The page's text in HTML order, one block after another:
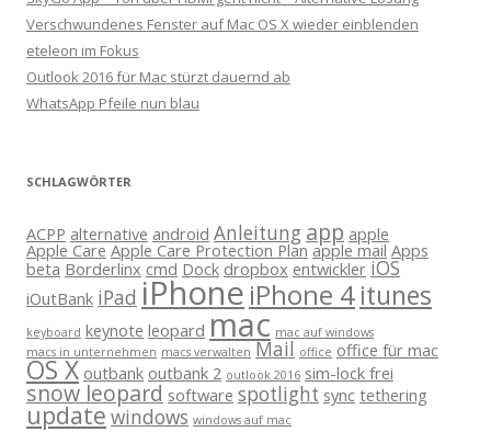
Verschwundenes Fenster auf Mac OS X wieder einblenden
eteleon im Fokus
Outlook 2016 für Mac stürzt dauernd ab
WhatsApp Pfeile nun blau
SCHLAGWÖRTER
ACPP alternative android Anleitung app apple
Apple Care Apple Care Protection Plan apple mail Apps
beta Borderlinx cmd Dock dropbox entwickler iOS
iOutBank iPad iPhone iPhone 4itunes
keyboard keynote leopard mac mac auf windows
macs in unternehmen macs verwalten Mail office office für mac
OS X outbank outbank 2 outlook 2016 sim-lock frei
snow leopard software spotlight sync tethering
update windows windows auf mac